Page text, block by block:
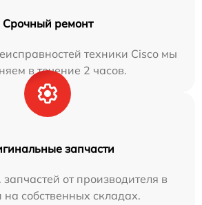
Срочный ремонт
техники Cisco мы
в течение 2 часов.
запчасти
от производителя в
на собственных складах.